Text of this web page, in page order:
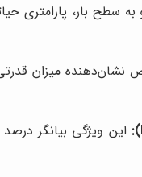
سطح بار، پارامتری
نشان‌دهنده میزان
این ویژگی بیانگر